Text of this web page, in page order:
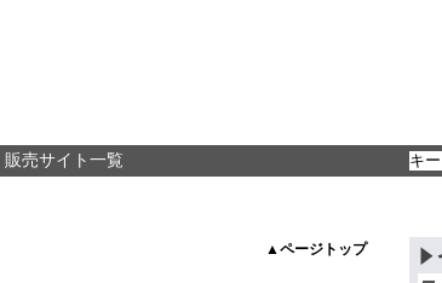
販売サイト一覧
▲ページトップ